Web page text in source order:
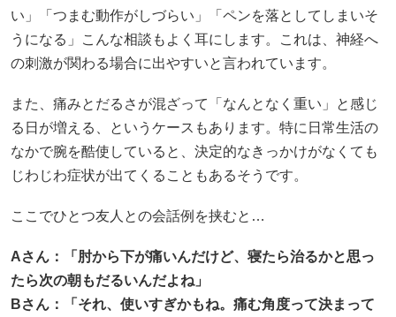
い」「つまむ動作がしづらい」「ペンを落としてしまいそ
うになる」こんな相談もよく耳にします。これは、神経へ
の刺激が関わる場合に出やすいと言われています。
また、痛みとだるさが混ざって「なんとなく重い」と感じ
る日が増える、というケースもあります。特に日常生活の
なかで腕を酷使していると、決定的なきっかけがなくても
じわじわ症状が出てくることもあるそうです。
ここでひとつ友人との会話例を挟むと…
Aさん：「肘から下が痛いんだけど、寝たら治るかと思っ
たら次の朝もだるいんだよね」
Bさん：「それ、使いすぎかもね。痛む角度って決まって